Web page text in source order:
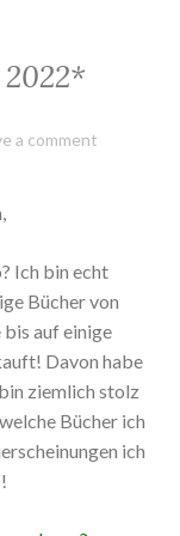
a comment
Ich bin echt
Bücher von
bis auf einige
Davon habe
ziemlich stolz
Bücher ich
ich